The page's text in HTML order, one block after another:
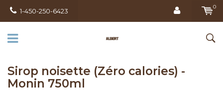
1-450-250-6423
0
Sirop noisette (Zéro calories) -
Monin 750ml